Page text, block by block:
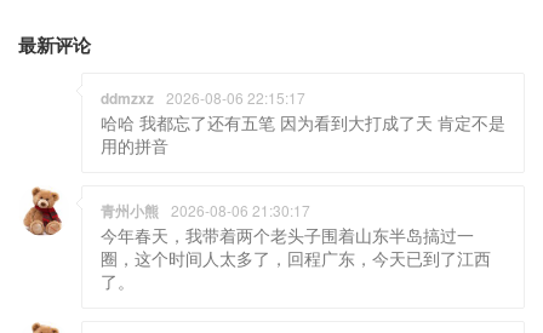
最新评论
ddmzxz 2026-08-06 22:15:17
哈哈 我都忘了还有五笔 因为看到大打成了天 肯定不是
用的拼音
青州小熊 2026-08-06 21:30:17
今年春天，我带着两个老头子围着山东半岛搞过一
圈，这个时间人太多了，回程广东，今天已到了江西
了。